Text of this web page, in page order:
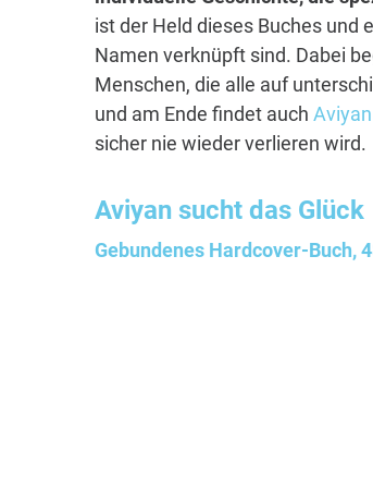
ist der Held dieses Buches und
Namen verknüpft sind. Dabei
Menschen, die alle auf
und am Ende findet auch Aviyan
sicher nie wieder verlieren wird.
Aviyan sucht das Glück
Gebundenes Hardcover-Buch,